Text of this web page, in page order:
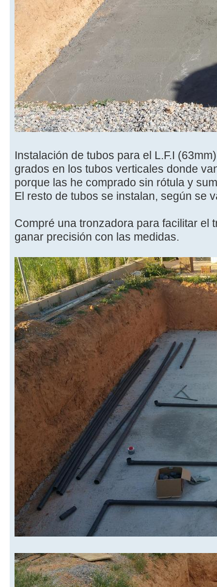
Instalación de tubos para el L.F.I
grados en los tubos verticales donde
porque las he comprado sin rótula y
El resto de tubos se instalan, según se
Compré una tronzadora para facilitar el
ganar precisión con las medidas.